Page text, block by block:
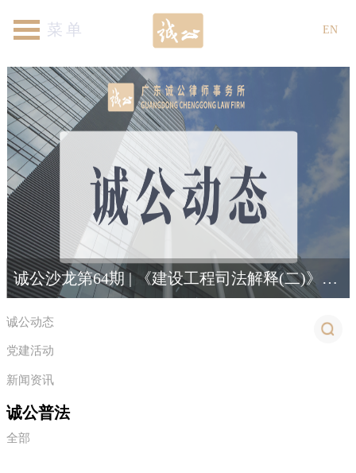
首页
关于我们
律师团队
专业领域
新闻资讯
各地机构
加入我们
联系我们 EN
诚公党委“喜迎建党105周年·羽动赛场展风采”羽毛球趣味邀请赛圆满落幕
诚公沙龙第64期 | 《建设工程司法解释(二)》新规解读与适用
诚公动态
党建活动
新闻资讯
诚公普法
全部